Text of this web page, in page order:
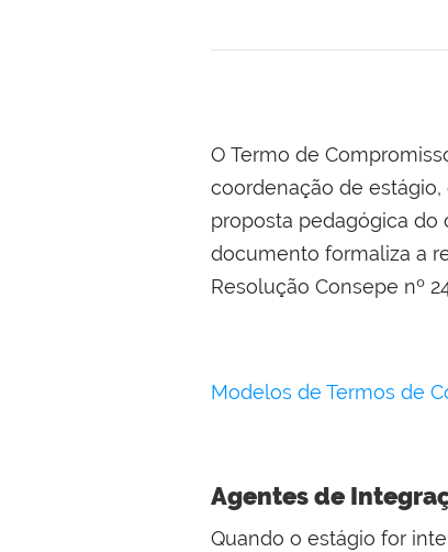
O Termo de
coordenação de
proposta pedagógica do
documento formaliza a
Resolução Consepe nº
Modelos de Termos de
Agentes de
Quando o estágio for